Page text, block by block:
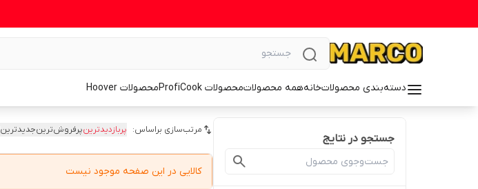
دسته‌بندی محصولاتخانههمه محصولاتمحصولات ProfiCook محصولات Hoover
جستجو در نتایج
مرتب‌سازی براساس: پربازدیدترینپرفروش‌ترینجدیدترین
کالایی در این صفحه موجود نیست